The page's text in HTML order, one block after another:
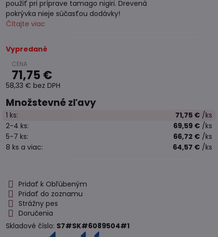
použiť pri príprave tamago nigiri. Drevená
pokrývka nieje súčasťou dodávky!
Čítajte viac
Vypredané
71,75 €
58,33 € bez DPH
Množstevné zľavy
1 ks: 71,75 € /ks
2-4 ks: 69,59 € /ks
5-7 ks: 66,72 € /ks
8 ks a viac: 64,57 € /ks
Pridať k Obľúbeným
Pridať do zoznamu
Strážny pes
Doručenia
Skladové číslo: S7#SK#6089504#1